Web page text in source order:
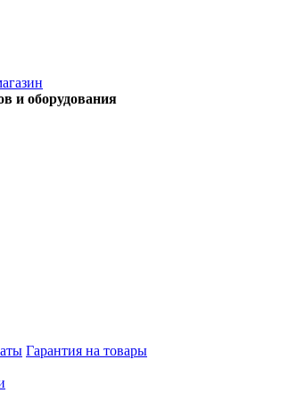
и оборудования
Гарантия на товары